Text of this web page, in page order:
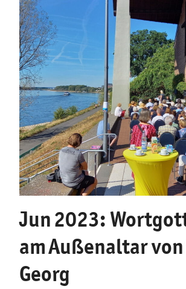
Jun 2023:
am Außenaltar
Georg